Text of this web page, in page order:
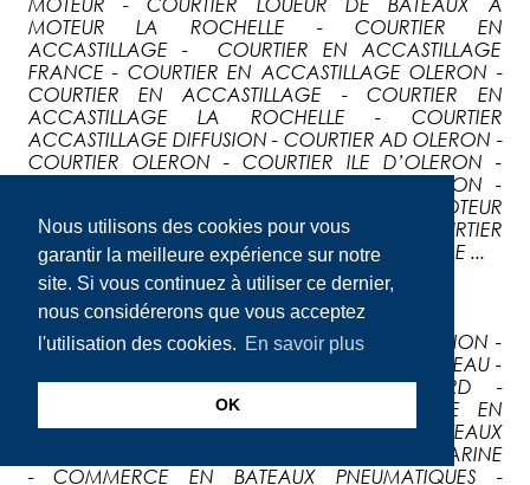
Nous utilisons des cookies pour vous
garantir la meilleure expérience sur notre
site. Si vous continuez à utiliser ce dernier,
nous considérerons que vous acceptez
l'utilisation des cookies. En savoir plus
OK
MOTEUR LA ROCHELLE - COURTIER EN
ACCASTILLAGE - COURTIER EN ACCASTILLAGE
FRANCE - COURTIER EN ACCASTILLAGE OLERON -
COURTIER EN ACCASTILLAGE - COURTIER EN
ACCASTILLAGE LA ROCHELLE - COURTIER
ACCASTILLAGE DIFFUSION - COURTIER AD OLERON -
COURTIER OLERON - COURTIER ILE D’OLERON -
COURTIER OLERON - COURTIER ILE D’OLERON -
COURTIER MOTEUR MERCURY - COURTIER MOTEUR
YAMAHA - COURTIER MOTEUR SUZUKI - COURTIER
MOTEUR HONDA - COURTIER MOTEUR EVINRUDE ...
COMMERCE
COMMERCE DE BATEAUX NEUFS ET D’OCCASION -
COMMERCE EN NAVIRE - COMMERCE EN BATEAU -
COMMERCE EN BATEAUX FORT BOYARD -
COMMERCE FORT BOYARD - COMMERCE EN
BATEAUX DE PLAISANCE - COMMERCE EN BATEAUX
DE PLAISANCE LA ROCHELLE - COMMERCE MARINE
- COMMERCE EN BATEAUX PNEUMATIQUES -